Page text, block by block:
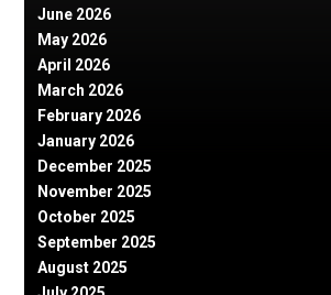
June 2026
May 2026
April 2026
March 2026
February 2026
January 2026
December 2025
November 2025
October 2025
September 2025
August 2025